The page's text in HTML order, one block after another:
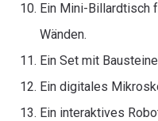
Ein Mini-Billardtisch
Wänden.
Ein Set mit
Ein digitales
Ein interaktives